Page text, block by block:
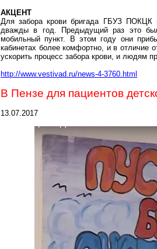
АКЦЕНТ
Для забора крови бригада ГБУЗ ПОКЦК
дважды в год. Предыдущий раз это
мобильный пункт. В этом году они
кабинетах более комфортно, и в отличие
ускорить процесс забора крови, и людям
http://www.vestivad.ru/news-4-3760.html
В Пензе для пациентов
13.07.2017